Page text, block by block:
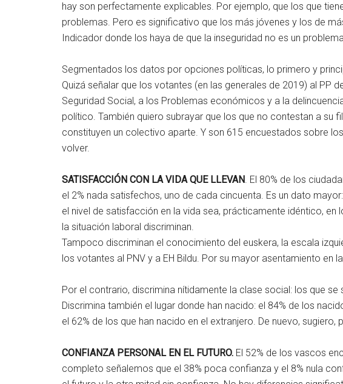
hay son perfectamente explicables. Por ejemplo, que los que
problemas. Pero es significativo que los más jóvenes y los de
Indicador donde los haya de que la inseguridad no es un
Segmentados los datos por opciones políticas, lo primero y
Quizá señalar que los votantes (en las generales de 2019) al PP
Seguridad Social, a los Problemas económicos y a la
político. También quiero subrayar que los que no contestan a su
constituyen un colectivo aparte. Y son 615 encuestados sobre
volver.
SATISFACCIÓN CON LA VIDA QUE LLEVAN. El 80% de los
el 2% nada satisfechos, uno de cada cincuenta. Es un dato
el nivel de satisfacción en la vida sea, prácticamente idéntico,
la situación laboral discriminan.
Tampoco discriminan el conocimiento del euskera, la escala
los votantes al PNV y a EH Bildu. Por su mayor asentamiento en
Por el contrario, discrimina nítidamente la clase social: los que
Discrimina también el lugar donde han nacido: el 84% de los
el 62% de los que han nacido en el extranjero. De nuevo,
CONFIANZA PERSONAL EN EL FUTURO. El 52% de los vascos
completo señalemos que el 38% poca confianza y el 8% nula